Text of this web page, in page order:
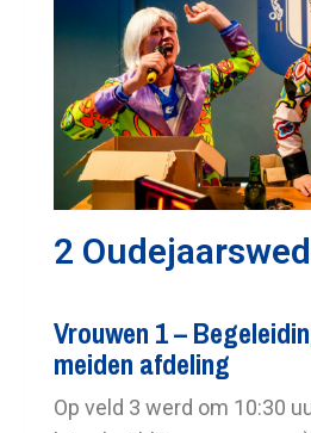
2
Vrouwen 1 –
meiden afdeling
Op veld 3 werd om 10:30